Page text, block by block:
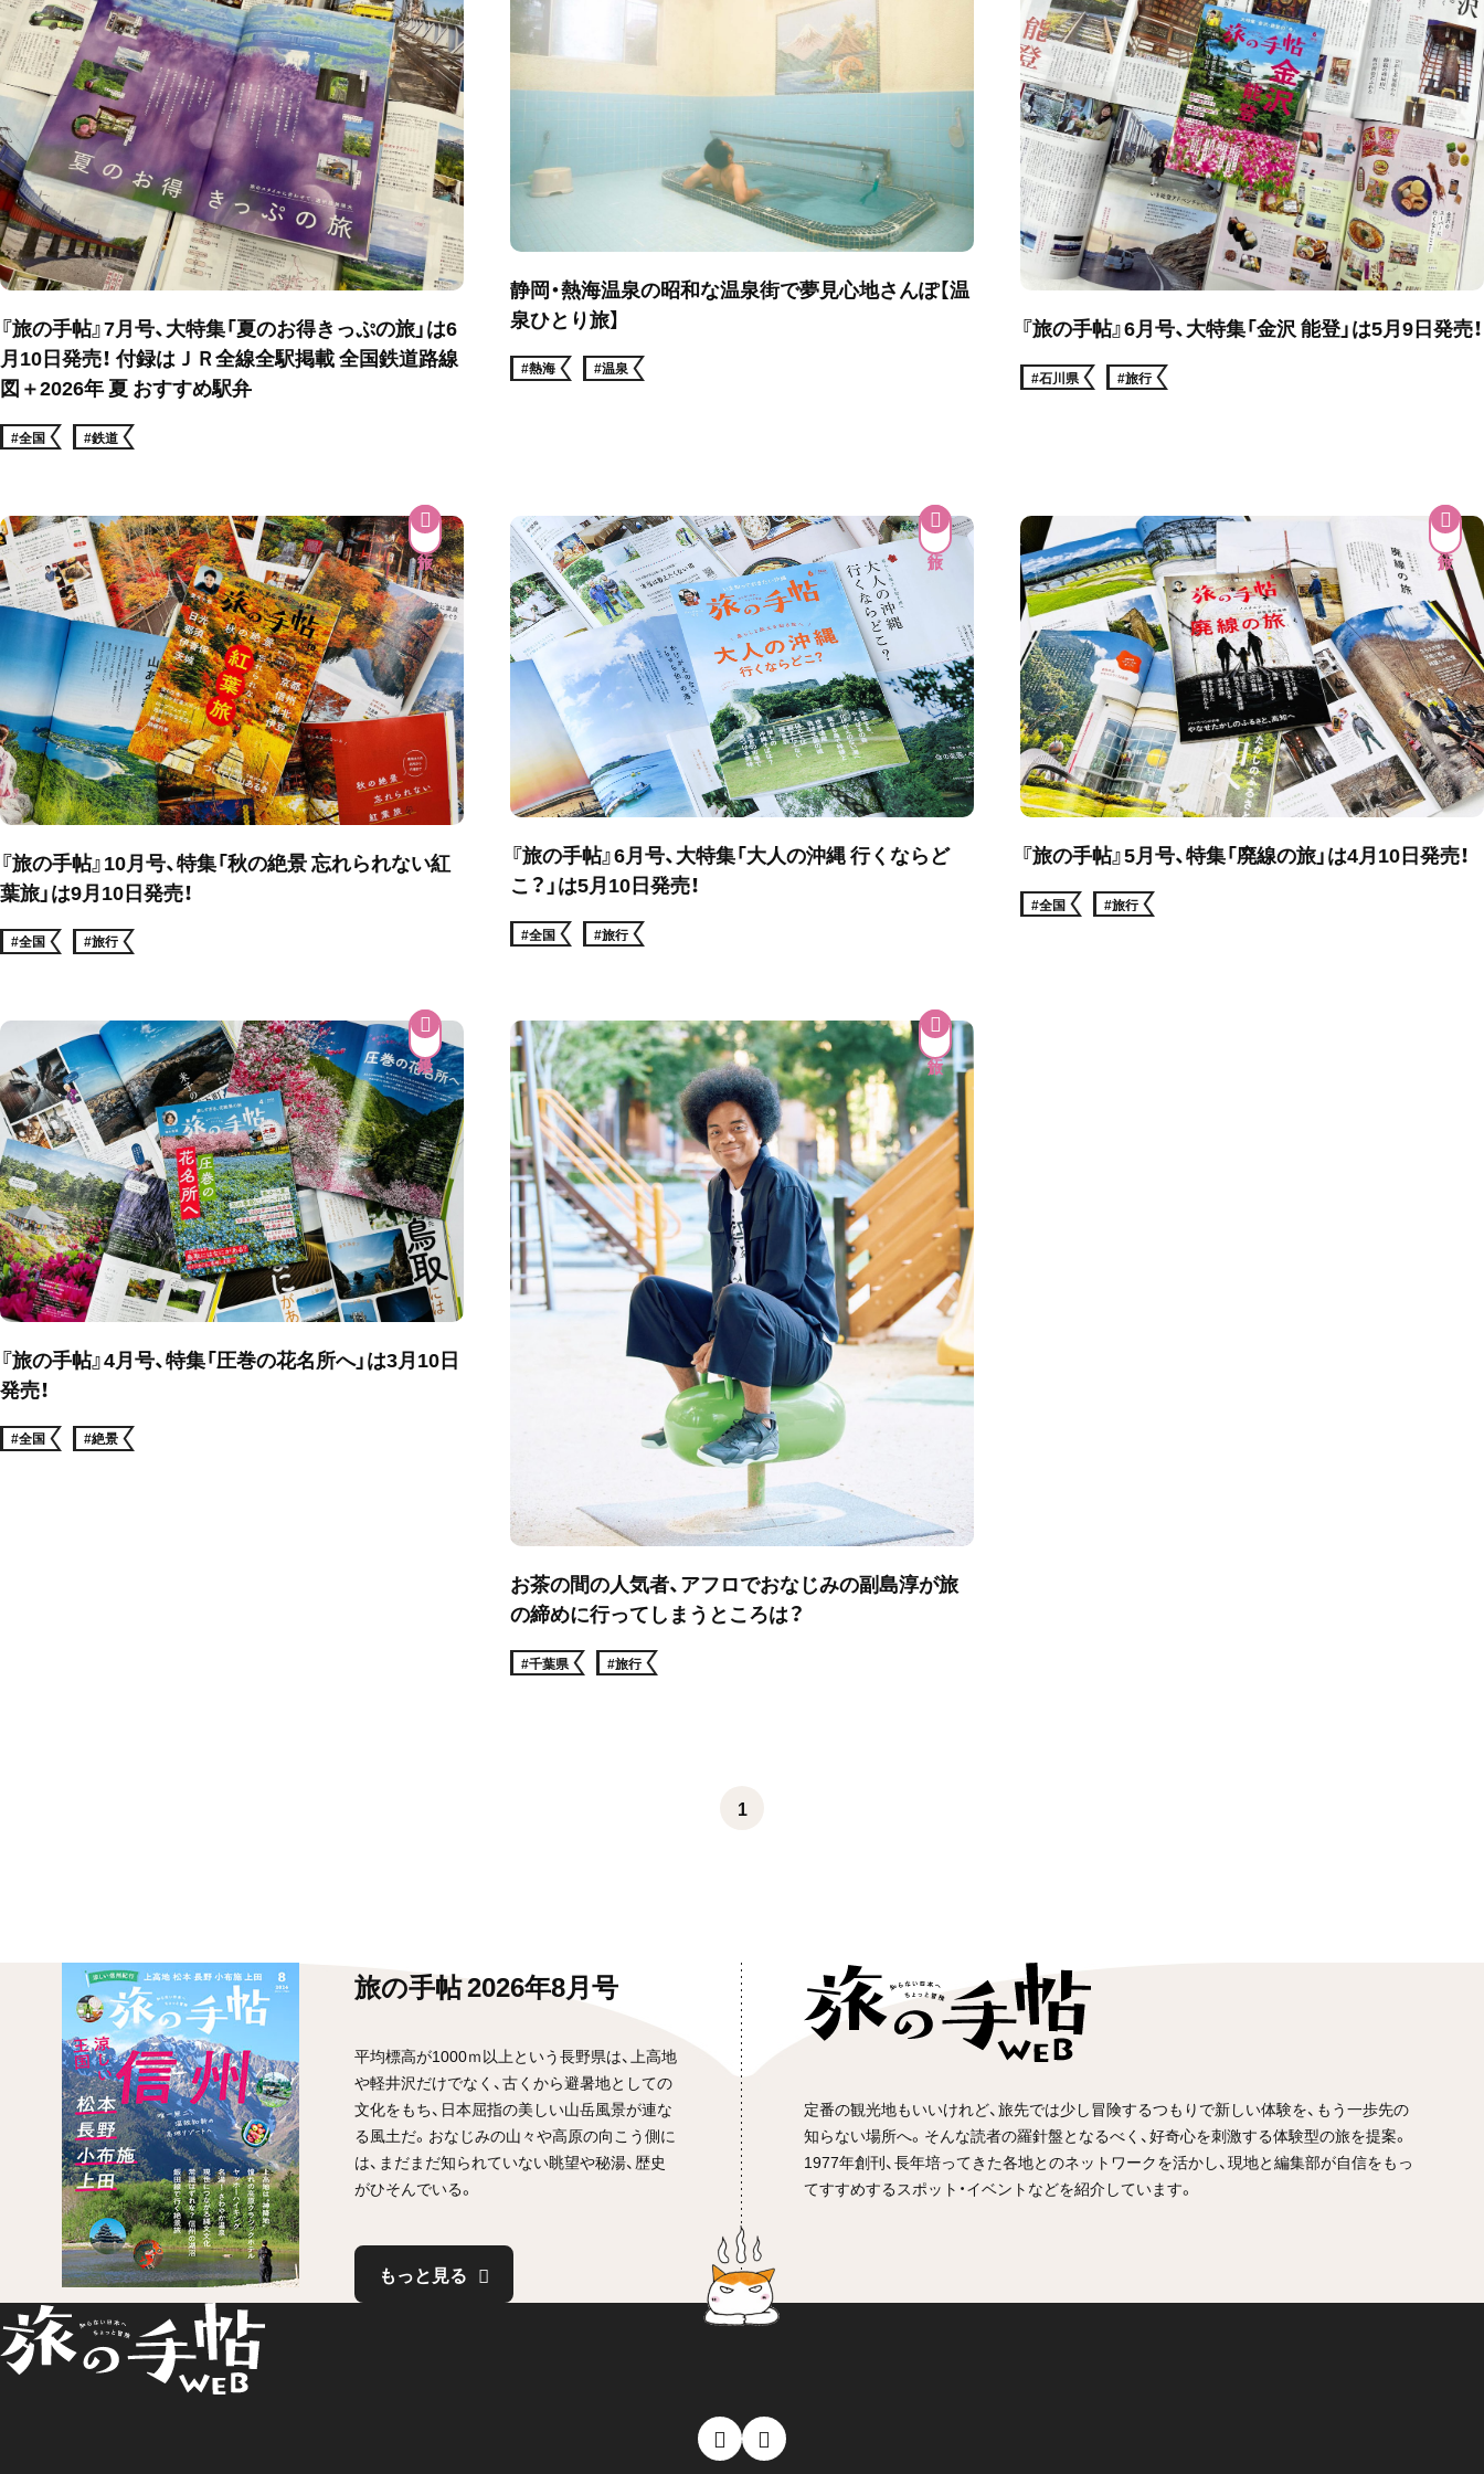
『旅の手帖』7月号、大特集「夏のお得きっぷの旅」は6
月10日発売！ 付録はＪＲ全線全駅掲載 全国鉄道路線
図＋2026年 夏 おすすめ駅弁
#全国 #鉄道
静岡・熱海温泉の昭和な温泉街で夢見心地さんぽ【温
泉ひとり旅】
#熱海 #温泉
『旅の手帖』6月号、大特集「金沢 能登」は5月9日発売！
#石川県 #旅行
『旅の手帖』10月号、特集「秋の絶景 忘れられない紅
葉旅」は9月10日発売！
#全国 #旅行
『旅の手帖』6月号、大特集「大人の沖縄 行くならど
こ？」は5月10日発売！
#全国 #旅行
『旅の手帖』5月号、特集「廃線の旅」は4月10日発売！
#全国 #旅行
『旅の手帖』4月号、特集「圧巻の花名所へ」は3月10日
発売！
#全国 #絶景
お茶の間の人気者、アフロでおなじみの副島淳が旅
の締めに行ってしまうところは？
#千葉県 #旅行
1
旅の手帖 2026年8月号
平均標高が1000ｍ以上という長野県は、上高地
や軽井沢だけでなく、古くから避暑地としての
文化をもち、日本屈指の美しい山岳風景が連な
る風土だ。おなじみの山々や高原の向こう側に
は、まだまだ知られていない眺望や秘湯、歴史
がひそんでいる。
もっと見る
定番の観光地もいいけれど、旅先では少し冒険するつもりで新しい体験を、もう一歩先の
知らない場所へ。そんな読者の羅針盤となるべく、好奇心を刺激する体験型の旅を提案。
1977年創刊、長年培ってきた各地とのネットワークを活かし、現地と編集部が自信をもっ
てすすめするスポット・イベントなどを紹介しています。